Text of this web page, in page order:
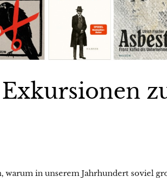
warum in unserem Jahrhundert soviel